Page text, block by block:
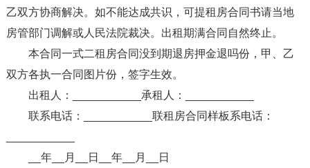
乙双方协商解决。如不能达成共识，可提租房合同书请当地
房管部门调解或人民法院裁决。出租期满合同自然终止。
本合同一式二租房合同没到期退房押金退吗份，甲、乙
双方各执一合同图片份，签字生效。
出租人：___________承租人：___________
联系电话：___________联租房合同样板系电话：
__年__月__日__年__月__日